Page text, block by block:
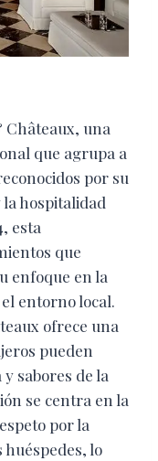
Châteaux, una
que agrupa a
por su
hospitalidad
esta
que
enfoque en la
entorno local.
ofrece una
pueden
sabores de la
se centra en la
por la
lo